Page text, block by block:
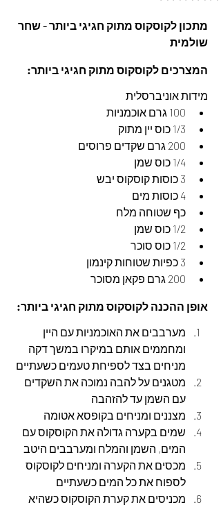
מתכון לקוסקוס מתוק חגיגי ביותר - שחר
שולמית
המצרכים לקוסקוס מתוק חגיגי ביותר:
מידות אוניברסלית
100 גרם אוכמניות
1/3 כוס יין מתוק
200 גרם שקדים פרוסים
1/4 כוס שמן
3 כוסות קוסקוס יבש
4 כוסות מים
כף שטוחה מלח
1/2 כוס שמן
1/2 כוס סוכר
3 כפיות שטוחות קינמון
200 גרם פקאן מסוכר
אופן ההכנה לקוסקוס מתוק חגיגי ביותר:
מערבבים את האוכמניות עם היין
ומחממים אותם במיקרו במשך דקה
מניחים בצד לספיחת טעמים כשעתיים
מטגנים על להבה נמוכה את השקדים
עם השמן עד להזהבה
מצננים ומניחים בקופסא אטומה
שמים בקערה גדולה את הקוסקוס עם
המים, השמן והמלח ומערבבים היטב
מכסים את הקערה ומניחים לקוסקוס
לספוח את כל המים כשעתיים
מכניסים את קערת הקוסקוס כשהיא